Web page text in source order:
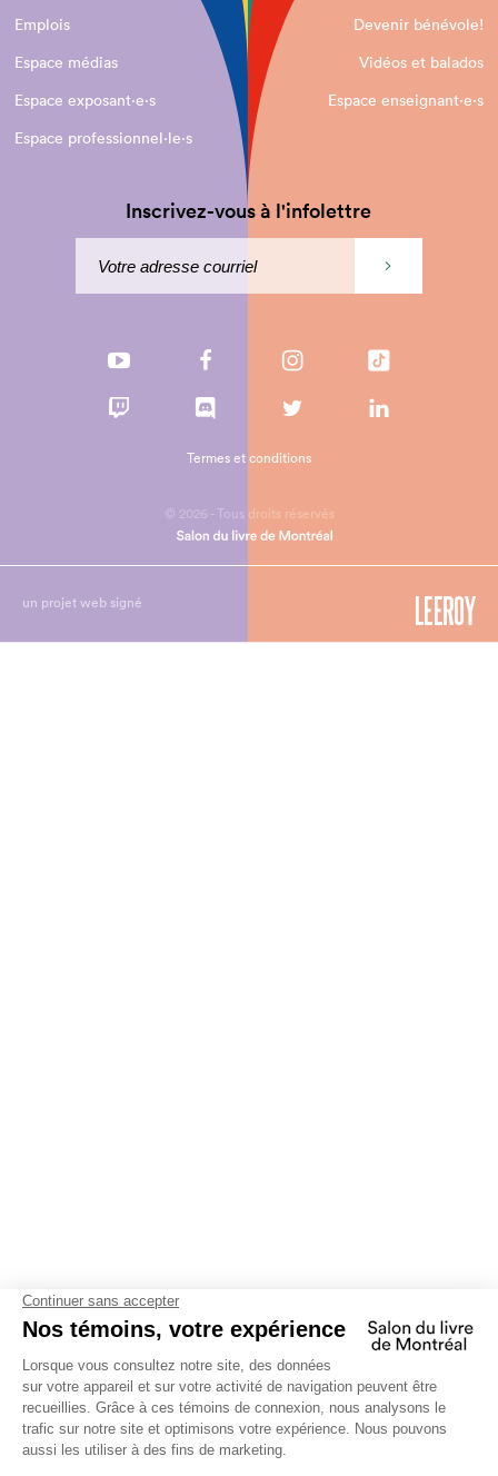
Emplois
Devenir bénévole!
Espace médias
Vidéos et balados
Espace exposant·e⋅s
Espace enseignant·e⋅s
Espace professionnel·le⋅s
Inscrivez-vous à l'infolettre
© 2026 - Tous droits réservés
Termes et conditions
un projet web signé